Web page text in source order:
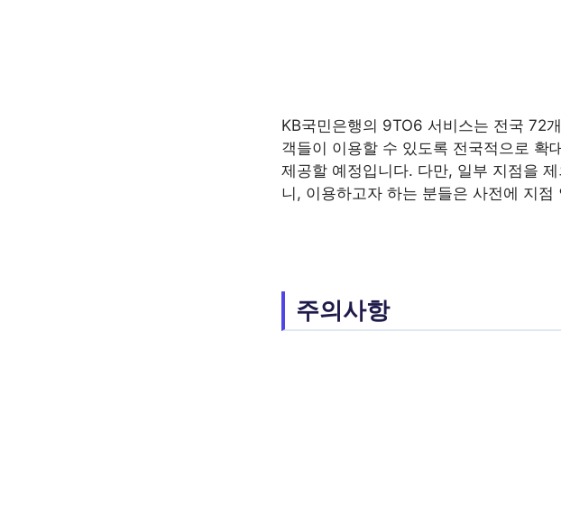
KB국민은행의 9TO6 서비스는 전국 72
객들이 이용할 수 있도록 전국적으로 확
제공할 예정입니다. 다만, 일부 지점을
니, 이용하고자 하는 분들은 사전에 지점
주의사항